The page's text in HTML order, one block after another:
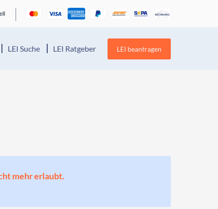
LEI Suche LEI Ratgeber LEI beantragen
mehr erlaubt.